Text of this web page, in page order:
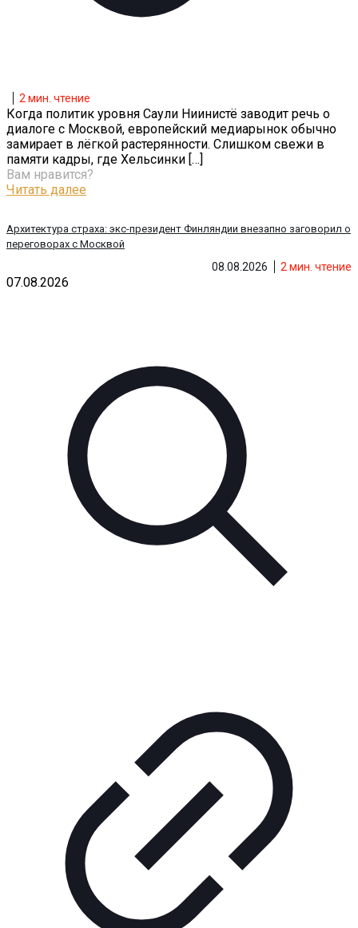
2 мин. чтение
08.08.2026
Архитектура страха: экс-президент Финляндии внезапно заговорил о
переговорах с Москвой
2 мин. чтение
Когда политик уровня Саули Ниинистё заводит речь о
диалоге с Москвой, европейский медиарынок обычно
замирает в лёгкой растерянности. Слишком свежи в
памяти кадры, где Хельсинки […]
Вам нравится?
Читать далее
07.08.2026